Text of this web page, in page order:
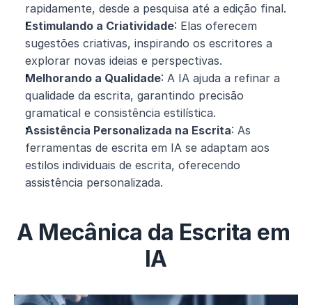
rapidamente, desde a pesquisa até a edição final.
Estimulando a Criatividade: Elas oferecem
sugestões criativas, inspirando os escritores a
explorar novas ideias e perspectivas.
Melhorando a Qualidade: A IA ajuda a refinar a
qualidade da escrita, garantindo precisão
gramatical e consistência estilística.
Assistência Personalizada na Escrita: As
ferramentas de escrita em IA se adaptam aos
estilos individuais de escrita, oferecendo
assistência personalizada.
A Mecânica da Escrita em
IA